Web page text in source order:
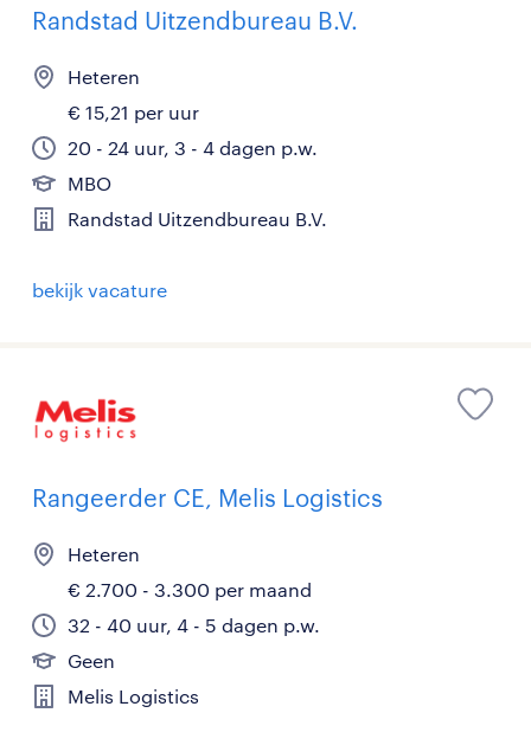
Randstad Uitzendbureau B.V.
Heteren
€ 15,21 per uur
20 - 24 uur, 3 - 4 dagen p.w.
MBO
Randstad Uitzendbureau B.V.
bekijk vacature
Rangeerder CE, Melis Logistics
Heteren
€ 2.700 - 3.300 per maand
32 - 40 uur, 4 - 5 dagen p.w.
Geen
Melis Logistics